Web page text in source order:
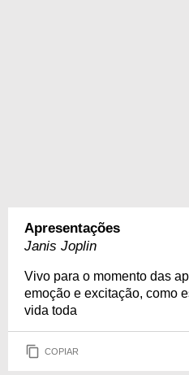
Apresentações
Janis Joplin
Vivo para o momento das
emoção e excitação, como
vida toda
COPIAR